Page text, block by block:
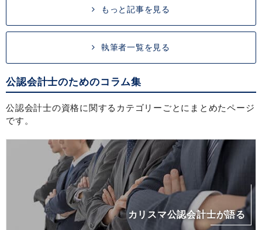
もっと記事を見る
執筆者一覧を見る
公認会計士のためのコラム集
公認会計士の資格に関するカテゴリーごとにまとめたページ
です。
カリスマ公認会計士が語る